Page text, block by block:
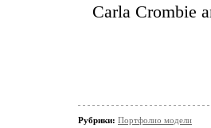
Carla Crombie
Рубрики: Портфолио модели